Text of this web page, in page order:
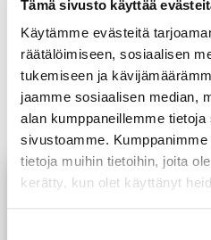
Tämä sivusto käyttää
Käytämme evästeitä
räätälöimiseen, sosiaalisen
tukemiseen ja
jaamme sosiaalisen median,
alan kumppaneillemme
sivustoamme.
tietoja muihin tietoihin, joita
kerätty, kun olet käyttänyt
Tutustu myös
TILAUSTUOTE